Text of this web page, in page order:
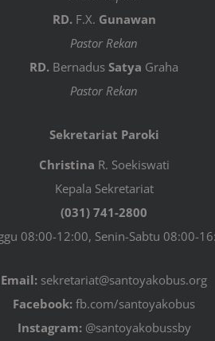
RD.F.X. Gunawan
Pastor Rekan
RD. BernadusSatya Graha
Pastor Rekan
Sekretariat Paroki
Christina R. Soekiswati
Kepala Sekretariat
(031) 741-2800
08:00-12:00, Senin-Sabtu 08:00-
Email: sekretariat@santoyakobus.org
Facebook: fb.com/santoyakobus
Instagram:@santoyakobussby